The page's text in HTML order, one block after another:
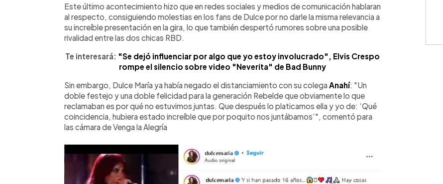
Este último acontecimiento hizo que en redes sociales y medios de comunicación hablaran
al respecto, consiguiendo molestias en los fans de Dulce por no darle la misma relevancia a
su increíble presentación en la gira, lo que también despertó rumores sobre una posible
rivalidad entre las dos chicas RBD.
Te interesará: "Se dejó influenciar por algo que yo estoy involucrado", Elvis Crespo
rompe el silencio sobre video "Neverita" de Bad Bunny
Sin embargo, Dulce María ya había negado el distanciamiento con su colega Anahí: "Un
doble festejo y una doble felicidad para la generación Rebelde que obviamente lo que
reclamaban es por qué no estuvimos juntas. Que después lo platicamos ella y yo de: ‘Qué
coincidencia, hubiera estado increíble que por poquito nos juntábamos’", comentó para
las cámara de Venga la Alegría